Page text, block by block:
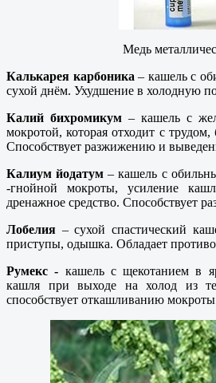
Медь
Калькарея карбоника – кашель с
сухой днём. Ухудшение в холодную
Калий бихромикум – кашель с
мокротой, которая отходит с
Способствует разжижению и
Калиум йодатум – кашель с
-гнойной мокроты, усиление
дренажное средство. Способствует
Лобелия – сухой спастический
приступы, одышка. Обладает
Румекс - кашель с щекотанием в
кашля при выходе на холод из
способствует откашливанию